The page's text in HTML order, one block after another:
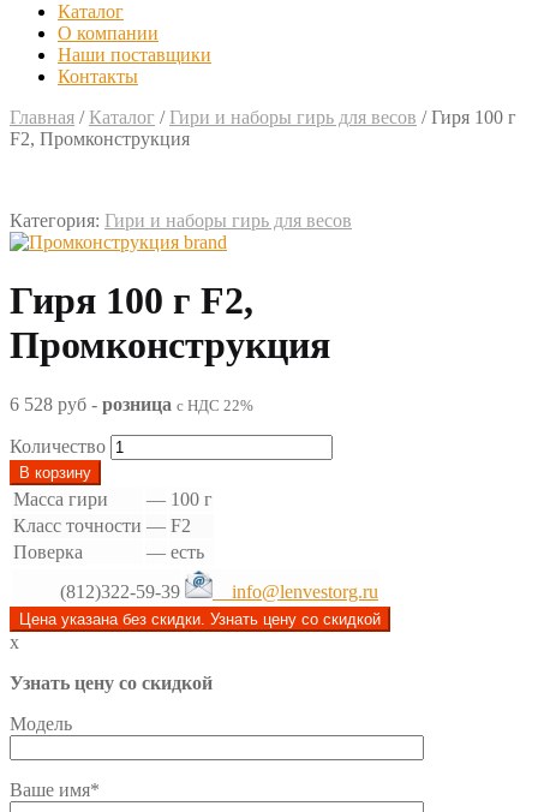
Каталог
О компании
Наши поставщики
Контакты
Главная / Каталог / Гири и наборы гирь для весов /Гиря 100 г
F2, Промконструкция
Категория: Гири и наборы гирь для весов
Гиря 100 г F2,
Промконструкция
6 528 руб - розница с НДС 22%
Количество
В корзину
Масса гири — 100 г
Класс точности — F2
Поверка
— есть
(812)322-59-39
info@lenvestorg.ru
Цена указана без скидки. Узнать цену со скидкой
x
Узнать цену со скидкой
Модель
Ваше имя*